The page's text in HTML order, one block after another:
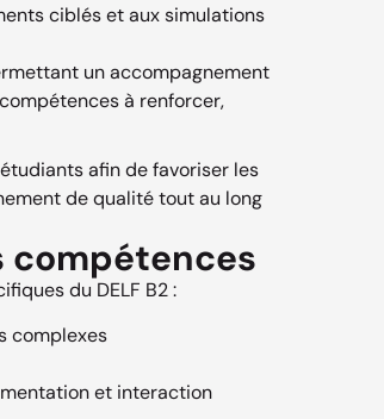
ciblés et aux simulations
un accompagnement
à renforcer,
afin de favoriser les
de qualité tout au long
compétences
du DELF B2 :
complexes
et interaction